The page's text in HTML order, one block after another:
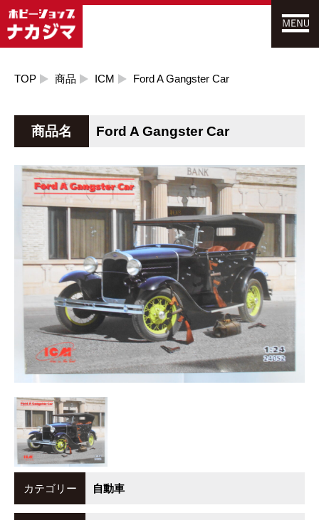
TOP 商品 ICM Ford A Gangster Car
商品名 Ford A Gangster Car
カテゴリー 自動車